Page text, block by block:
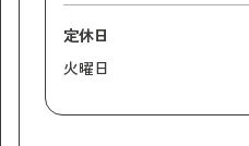
定休日
火曜日